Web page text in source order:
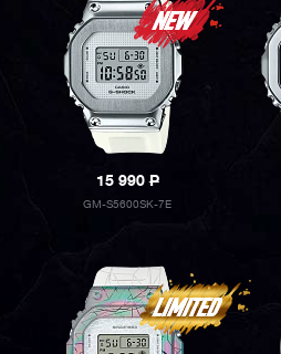
15 990P
GM-S5600SK-7E